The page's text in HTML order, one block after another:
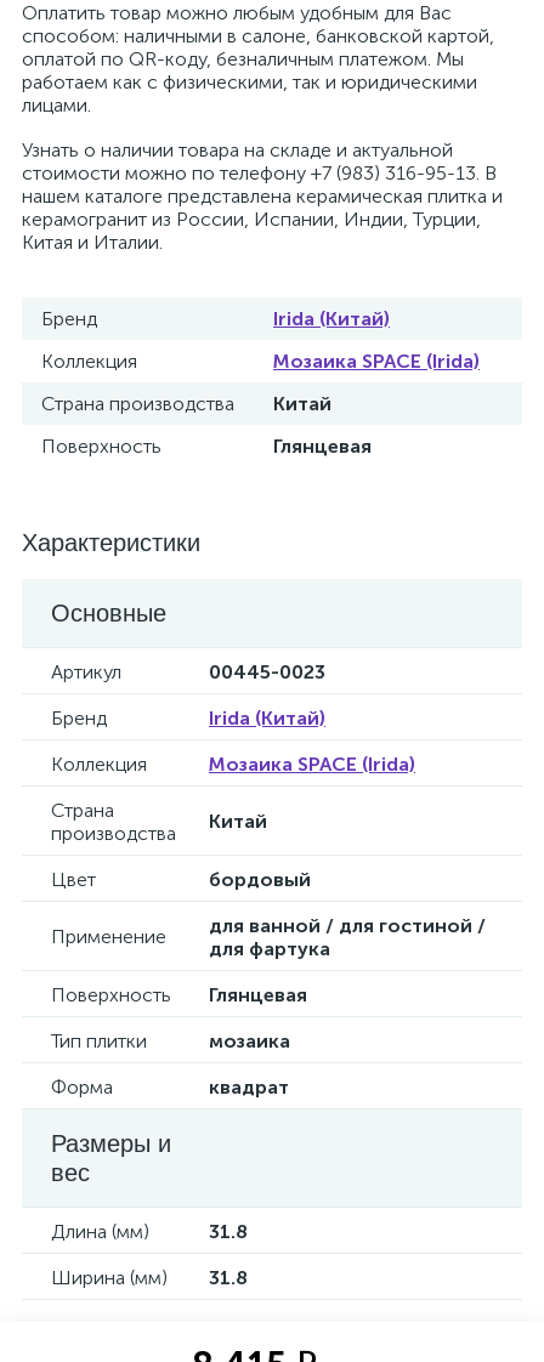
Оплатить товар можно любым удобным для Вас
способом: наличными в салоне, банковской картой,
оплатой по QR-коду, безналичным платежом. Мы
работаем как с физическими, так и юридическими
лицами.
Узнать о наличии товара на складе и актуальной
стоимости можно по телефону +7 (983) 316-95-13. В
нашем каталоге представлена керамическая плитка и
керамогранит из России, Испании, Индии, Турции,
Китая и Италии.
Бренд
Irida (Китай)
Коллекция
Мозаика SPACE (Irida)
Страна производства
Китай
Поверхность
Глянцевая
Характеристики
Основные
Артикул
00445-0023
Бренд
Irida (Китай)
Коллекция
Мозаика SPACE (Irida)
Страна
производства
Китай
Цвет бордовый
Применение
для ванной / для гостиной /
для фартука
Поверхность
Глянцевая
Тип плитки
мозаика
Форма
квадрат
Размеры и
вес
Длина (мм)
31.8
Ширина (мм)
31.8